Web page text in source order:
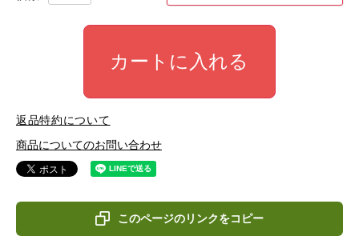
カートに入れる
返品特約について
商品についてのお問い合わせ
このページのリンクをコピー